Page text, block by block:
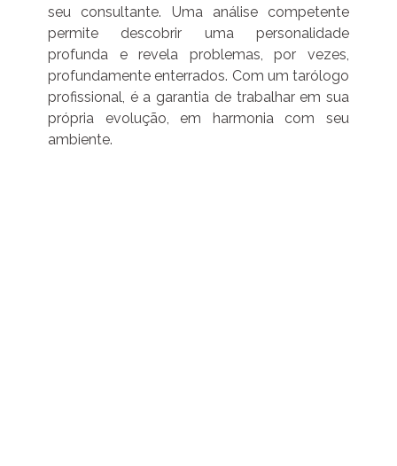
seu consultante. Uma análise competente
permite descobrir uma personalidade
profunda e revela problemas, por vezes,
profundamente enterrados. Com um tarólogo
profissional, é a garantia de trabalhar em sua
própria evolução, em harmonia com seu
ambiente.